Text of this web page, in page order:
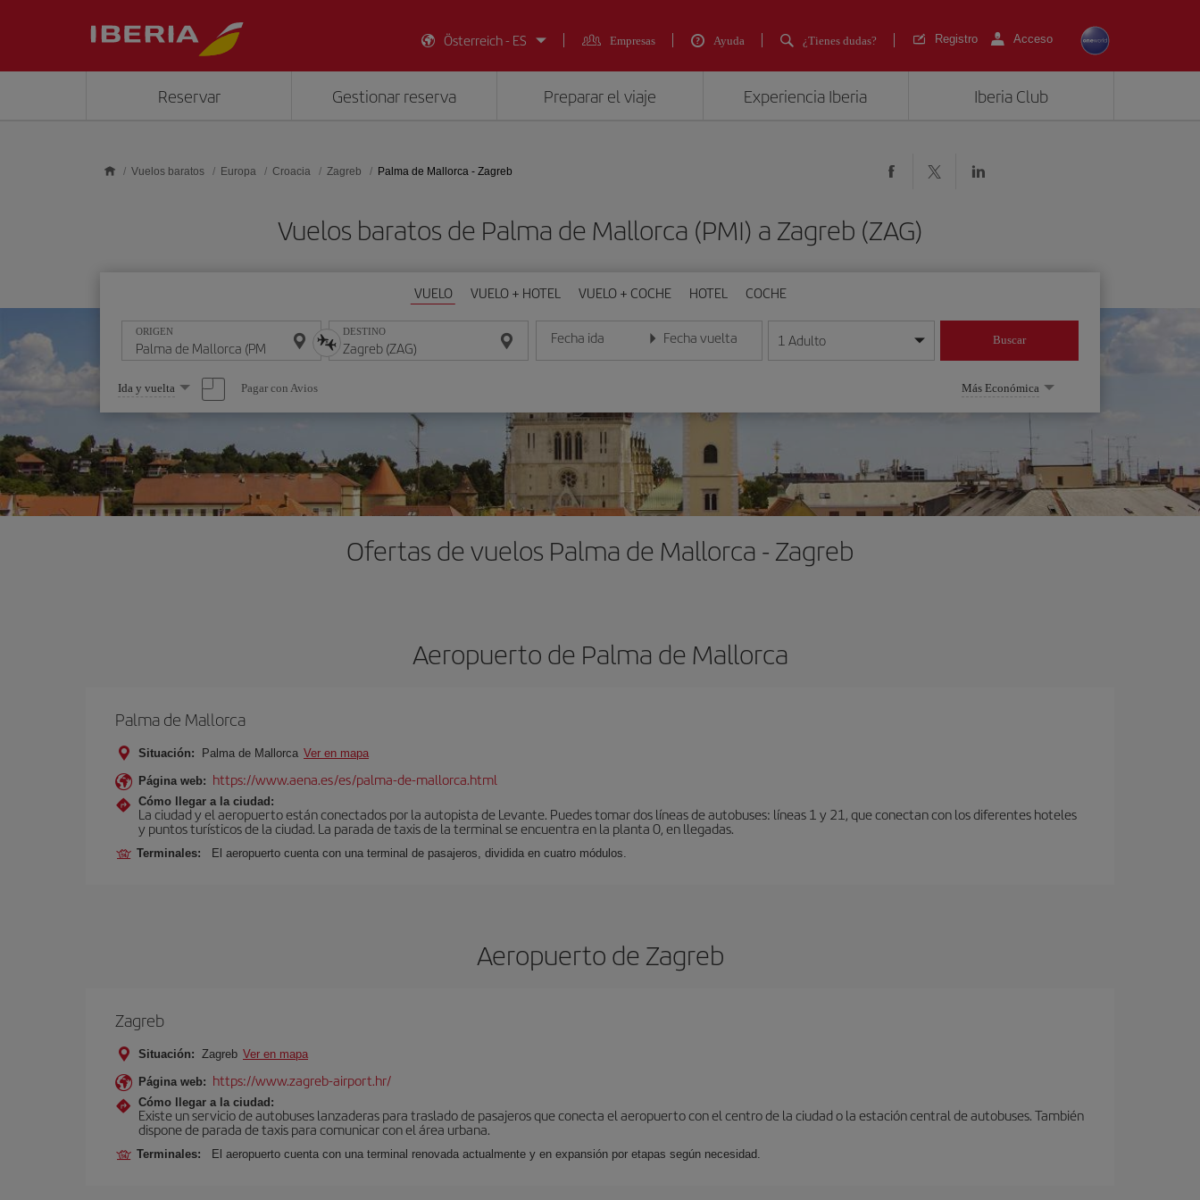
Österreich - ES
Empresas Ayuda ¿Tienes dudas? Registro Acceso
Reservar Gestionar reserva Preparar el viaje Experiencia Iberia Iberia Club
Vuelos baratos Europa Croacia Zagreb Palma de Mallorca - Zagreb
Vuelos baratos de Palma de Mallorca (PMI) a Zagreb (ZAG)
VUELO VUELO + HOTEL VUELO + COCHE HOTEL COCHE
ORIGEN DESTINO Fecha ida
Introduce la fecha en formato día/mes/año
Fecha vuelta
Introduce la fecha en formato día/mes/año
1 Adulto Buscar
Seleccione
una
opción
Ida y vuelta Pagar con Avios Más Económica
Ofertas de vuelos Palma de Mallorca - Zagreb
Aeropuerto de Palma de Mallorca
Palma de Mallorca
Situación: Palma de Mallorca Ver en mapa
Página web: https://www.aena.es/es/palma-de-mallorca.html
Cómo llegar a la ciudad:
La ciudad y el aeropuerto están conectados por la autopista de Levante. Puedes tomar dos líneas de autobuses: líneas 1 y 21, que conectan con los diferentes hoteles
y puntos turísticos de la ciudad. La parada de taxis de la terminal se encuentra en la planta 0, en llegadas.
Terminales: El aeropuerto cuenta con una terminal de pasajeros, dividida en cuatro módulos.
Aeropuerto de Zagreb
Zagreb
Situación: Zagreb Ver en mapa
Página web: https://www.zagreb-airport.hr/
Cómo llegar a la ciudad:
Existe un servicio de autobuses lanzaderas para traslado de pasajeros que conecta el aeropuerto con el centro de la ciudad o la estación central de autobuses. También
dispone de parada de taxis para comunicar con el área urbana.
Terminales: El aeropuerto cuenta con una terminal renovada actualmente y en expansión por etapas según necesidad.